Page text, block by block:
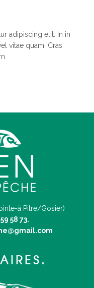
adipiscing elit. In in
vitae quam. Cras
à Pitre/Gosier)
58 73.